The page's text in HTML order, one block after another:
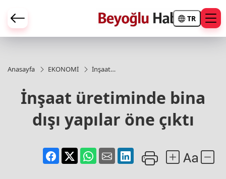
TR
Anasayfa EKONOMİ
İnşaat
yapılar öne
çıktı
İnşaat üretiminde bina
dışı yapılar öne çıktı